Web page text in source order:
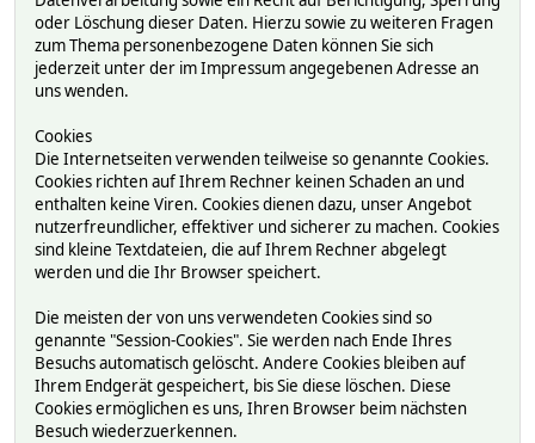
oder Löschung dieser Daten. Hierzu sowie zu weiteren Fragen
zum Thema personenbezogene Daten können Sie sich
jederzeit unter der im Impressum angegebenen Adresse an
uns wenden.
Cookies
Die Internetseiten verwenden teilweise so genannte Cookies.
Cookies richten auf Ihrem Rechner keinen Schaden an und
enthalten keine Viren. Cookies dienen dazu, unser Angebot
nutzerfreundlicher, effektiver und sicherer zu machen. Cookies
sind kleine Textdateien, die auf Ihrem Rechner abgelegt
werden und die Ihr Browser speichert.
Die meisten der von uns verwendeten Cookies sind so
genannte "Session-Cookies". Sie werden nach Ende Ihres
Besuchs automatisch gelöscht. Andere Cookies bleiben auf
Ihrem Endgerät gespeichert, bis Sie diese löschen. Diese
Cookies ermöglichen es uns, Ihren Browser beim nächsten
Besuch wiederzuerkennen.